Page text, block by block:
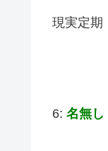
現実定期
6: 名無し